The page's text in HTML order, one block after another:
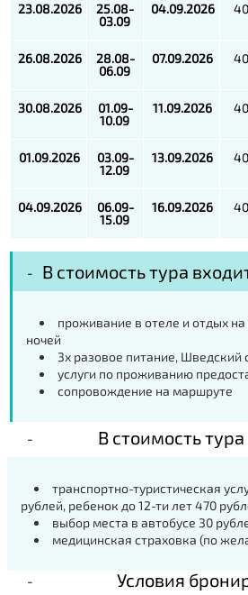
23.08.2026
25.08-
03.09
04.09.2026
26.08.2026
28.08-
06.09
07.09.2026
30.08.2026
01.09-
10.09
11.09.2026
01.09.2026
03.09-
12.09
13.09.2026
04.09.2026
06.09-
15.09
16.09.2026
В стоимость тура
проживание в отеле и отдых
ночей
3х разовое питание, Шведский
услуги по проживанию
сопровождение на маршруте
В стоимость
транспортно-туристическая
рублей, ребенок до 12-ти лет 470
выбор места в автобусе 30
медицинская страховка (по
Условия